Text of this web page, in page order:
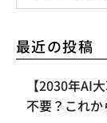
最近の投稿
【2030年AI
不要？これか